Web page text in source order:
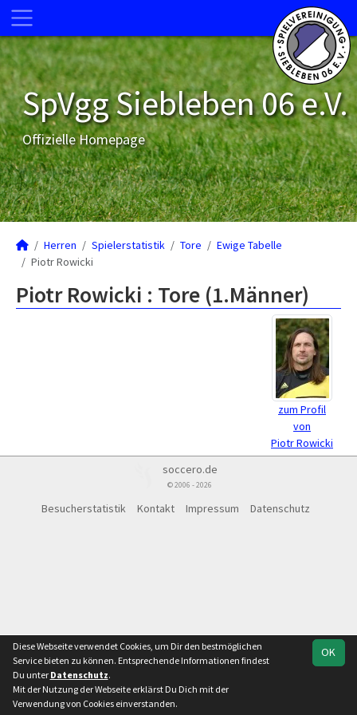
SpVgg Siebleben 06 e.V.
Offizielle Homepage
Herren Spielerstatistik Tore
Ewige Tabelle
Piotr Rowicki
Piotr Rowicki : Tore (1.Männer)
zum Profil
von
Piotr Rowicki
soccero.de
© 2006 - 2026
Besucherstatistik Kontakt Impressum Datenschutz
OK
Diese Webseite verwendet Cookies, um Dir den bestmöglichen
Service bieten zu können. Entsprechende Informationen findest
Du unter Datenschutz.
Mit der Nutzung der Webseite erklärst Du Dich mit der
Verwendung von Cookies einverstanden.